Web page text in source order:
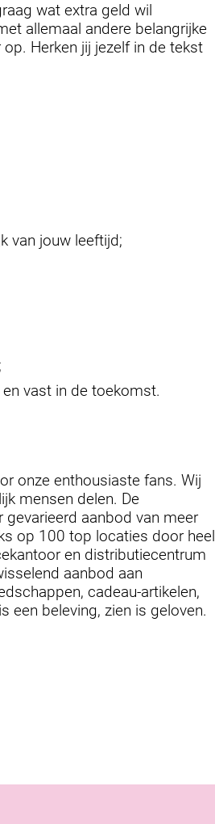
wat extra geld wil
allemaal andere belangrijke
Herken jij jezelf in de tekst
van jouw leeftijd;
vast in de toekomst.
onze enthousiaste fans. Wij
mensen delen. De
aanbod van meer
op 100 top locaties door heel
en distributiecentrum
aanbod aan
cadeau-artikelen,
een beleving, zien is geloven.